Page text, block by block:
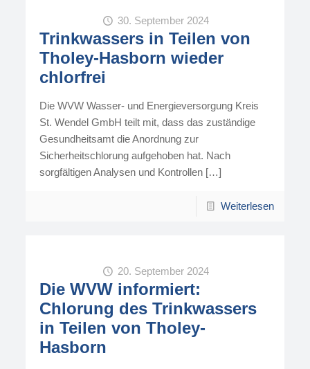
30. September 2024
Trinkwassers in Teilen von
Tholey-Hasborn wieder
chlorfrei
Die WVW Wasser- und Energieversorgung Kreis
St. Wendel GmbH teilt mit, dass das zuständige
Gesundheitsamt die Anord­nung zur
Sicherheitschlorung aufgehoben hat. Nach
sorgfältigen Analysen und Kontrollen […]
Weiterlesen
20. September 2024
Die WVW informiert:
Chlorung des Trinkwassers
in Teilen von Tholey-
Hasborn